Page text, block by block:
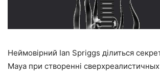
Неймовірний Ian Spriggs ділиться
Maya при створенні сверхреалистичных